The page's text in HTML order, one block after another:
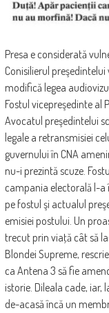
Presa e considerată
Conisilierul
modifică legea
Fostul vicepreşedinte al
Avocatul preşedintelui
legale a retransmisiei
guvernului în CNA
nu-i prezintă scuze.
campania electorală l-a
pe fostul şi actualul
emisiei postului. Un
trecut prin viaţă cât să
Blondei Supreme,
ca Antena 3 să fie
istorie. Dileala cade, iar,
de-acasă încă un